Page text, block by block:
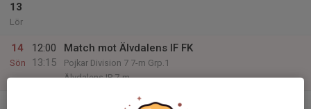
13
Lör
14
Sön
12:00
13:15
Match mot Älvdalens IF FK
Pojkar Division 7 7-m Grp.1
Älvdalens IP 7-m
v.25